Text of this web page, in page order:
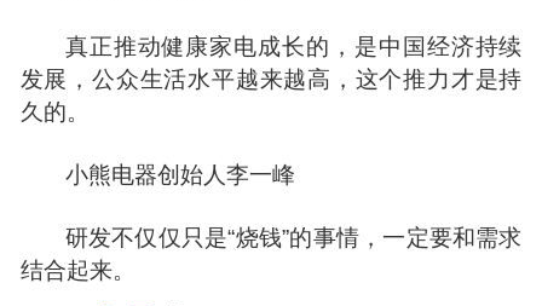
真正推动健康家电成长的，是中国经济持续
发展，公众生活水平越来越高，这个推力才是持
久的。
小熊电器创始人李一峰
研发不仅仅只是“烧钱”的事情，一定要和需求
结合起来。